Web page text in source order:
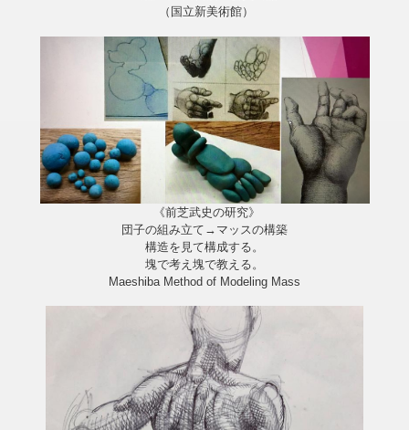
（国立新美術館）
《前芝武史の研究》
団子の組み立て→マッスの構築
構造を見て構成する。
塊で考え塊で教える。
Maeshiba Method of Modeling Mass